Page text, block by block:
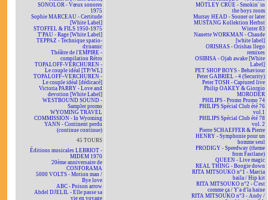
SONOLOR - Vœux sonores
1975
Sophie MARCEAU - Certitude
[White Label]
STOFFEL & FILS 1950-1975
T'PAU - Rage [White Label]
TEPPAZ - Technique spatio-
dynamic
Théâtre de l'EMPIRE -
compilation Rétro
TOPALOFF-VERCHUREN -
Le couple idéal [TP/WL]
TOPALOFF~VERCHUREN -
Le couple idéal [dédicacé]
Victoria PARRY - Love and
devotion [White Label]
WESTBOUND SOUND -
Sampler promo
WYOMING TRAVEL
COMMISSION - In Wyoming
YANN - Continent perdu
(continue continue)
45 TOURS
Éditions musicales LEBRIOT -
MIDEM 1970
20ème anniversaire de
CONFORAMA
5000 VOLTS - Motion man /
Bye love
ABC - Poison arrow
Abdel DJELIL - Elle passe sa
vie en voyage
MÖTLEY CRÜE - Smokin' in
the boys room
Murray HEAD - Sooner or later
MUSTANG Kollektion Herbst
Winter 83
Nanette WORKMAN - Chaude
[white label]
ORISHAS - Orishas llego
remixes
OSIBISA - Ojah awake [White
Label]
PET SHOP BOYS - Behaviour
Peter GABRIEL - 4 (Security)
Peter TOSH - Captured live
Philip OAKEY & Giorgio
MORODER
PHILIPS - Promo Promo 74
PHILIPS Spécial Club été 76
vol.1
PHILIPS Spécial Club été 78
vol. 2
Pierre SCHAEFFER & Pierre
HENRY - Symphonie pour un
homme seul
PRODIGY - Speedway (theme
from Fastlane)
QUEEN - Live magic
REAL THING - Boogie down
RITA MITSOUKO n°1 - Marcia
baila / Hip kit
RITA MITSOUKO n°2 - C'est
comme ça / Y'a d'la haine
RITA MITSOUKO n°3 - Andy /